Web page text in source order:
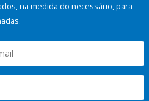
na medida do necessário, para